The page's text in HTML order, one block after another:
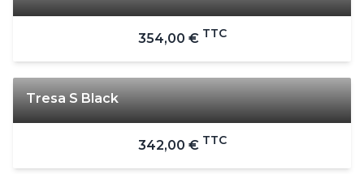
354,00 € TTC
Tresa S Black
342,00 € TTC